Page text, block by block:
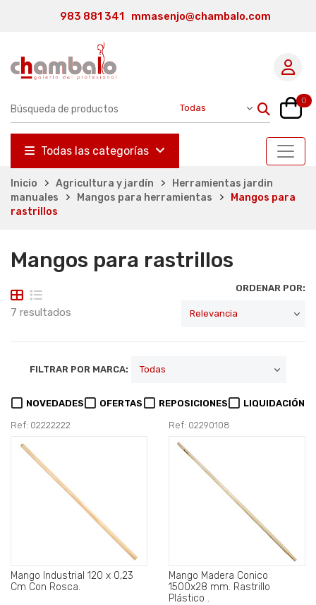
983 881 341 mmasenjo@chambalo.com
0
Todas las categorías
Inicio Agricultura y jardín
Herramientas jardin
manuales
Mangos para herramientas
Mangos para
rastrillos
Mangos para rastrillos
7 resultados
ORDENAR POR:
FILTRAR POR MARCA:
NOVEDADES OFERTAS REPOSICIONES LIQUIDACIÓN
Ref: 02222222
Mango Industrial 120 x 0,23
Cm Con Rosca.
Ref: 02290108
Mango Madera Conico
1500x28 mm. Rastrillo
Plástico .